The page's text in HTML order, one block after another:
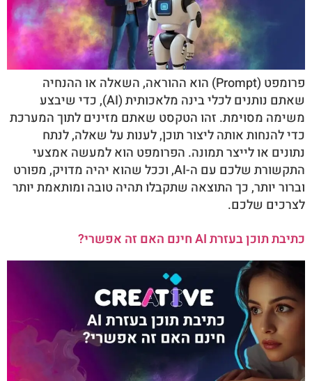
פרומפט (Prompt) הוא ההוראה, השאלה או ההנחיה
שאתם נותנים לכלי בינה מלאכותית (AI), כדי שיבצע
משימה מסוימת. זהו הטקסט שאתם מזינים לתוך המערכת
כדי להנחות אותה ליצור תוכן, לענות על שאלה, לנתח
נתונים או לייצר תמונה. הפרומפט הוא למעשה אמצעי
התקשורת שלכם עם ה-AI, וככל שהוא יהיה מדויק, מפורט
וברור יותר, כך התוצאה שתקבלו תהיה טובה ומותאמת יותר
לצרכים שלכם.
כתיבת תוכן בעזרת AI חינם האם זה אפשרי?